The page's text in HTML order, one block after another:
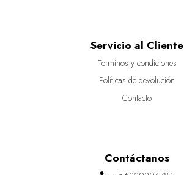
Servicio al Cliente
Terminos y condiciones
Políticas de devolución
Contacto
Contáctanos